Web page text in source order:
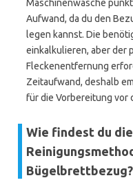
Maschinenwäsche
Aufwand, da du den
legen kannst. Die
einkalkulieren, aber der
Fleckenentfernung
Zeitaufwand, deshalb
für die Vorbereitung vor
Wie findest du
Bügelbrettbezug?